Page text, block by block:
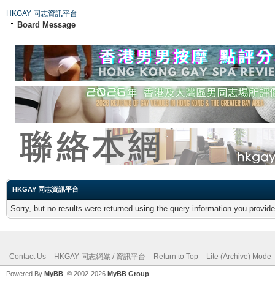
HKGAY 同志資訊平台
Board Message
HKGAY 同志資訊平台
Sorry, but no results were returned using the query information you
Contact Us HKGAY 同志網媒 / 資訊平台 Return to Top Lite (Archive) Mode
Powered By MyBB , © 2002-2026 MyBB Group